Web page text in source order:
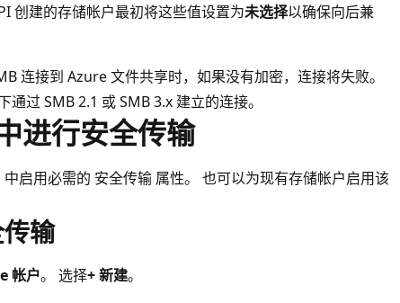
创建的存储帐户最初将这些值设置为未选择以确保向后兼
连接到 Azure 文件共享时，如果没有加密，连接将失败。
过 SMB 2.1 或 SMB 3.x 建立的连接。
进行安全传输
中启用必需的 安全传输 属性。 也可以为现有存储帐户启用该
输
帐户。 选择+ 新建。